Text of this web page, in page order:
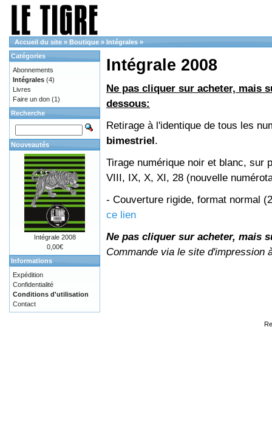
Accueil du site » Boutique » Intégrales »
Intégrale 2008
Ne pas cliquer sur acheter, mais
dessous:
Retirage à l'identique de tous les
bimestriel.
Tirage numérique noir et blanc, sur
VIII, IX, X, XI, 28 (nouvelle
- Couverture rigide, format normal
ce lien
Ne pas cliquer sur acheter, mais
Commande via le site d'impression
Catégories
Abonnements
Intégrales (4)
Livres
Faire un don (1)
Recherche
Nouveautés
Intégrale 2008
0,00€
Informations
Expédition
Confidentialité
Conditions d'utilisation
Contact